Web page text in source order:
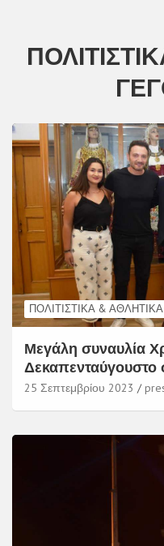
ΠΟΛΙΤΙΣΤΙΚΆ &
Μεγάλη συναυλία
Δεκαπενταύγουστο
25 Σεπτεμβρίου 2023